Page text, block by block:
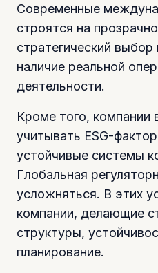
Современные
строятся на
стратегический
наличие реальной
деятельности.
Кроме того,
учитывать ESG-
устойчивые системы
Глобальная
усложняться. В этих
компании, делающие
структуры,
планирование.